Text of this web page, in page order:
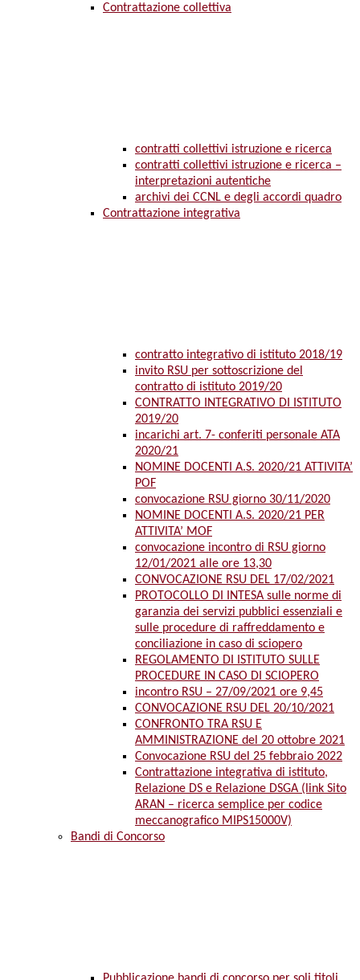
Contrattazione collettiva
contratti collettivi istruzione e ricerca
contratti collettivi istruzione e ricerca –
interpretazioni autentiche
archivi dei CCNL e degli accordi quadro
Contrattazione integrativa
contratto integrativo di istituto 2018/19
invito RSU per sottoscrizione del
contratto di istituto 2019/20
CONTRATTO INTEGRATIVO DI ISTITUTO
2019/20
incarichi art. 7- conferiti personale ATA
2020/21
NOMINE DOCENTI A.S. 2020/21 ATTIVITA’
POF
convocazione RSU giorno 30/11/2020
NOMINE DOCENTI A.S. 2020/21 PER
ATTIVITA’ MOF
convocazione incontro di RSU giorno
12/01/2021 alle ore 13,30
CONVOCAZIONE RSU DEL 17/02/2021
PROTOCOLLO DI INTESA sulle norme di
garanzia dei servizi pubblici essenziali e
sulle procedure di raffreddamento e
conciliazione in caso di sciopero
REGOLAMENTO DI ISTITUTO SULLE
PROCEDURE IN CASO DI SCIOPERO
incontro RSU – 27/09/2021 ore 9,45
CONVOCAZIONE RSU DEL 20/10/2021
CONFRONTO TRA RSU E
AMMINISTRAZIONE del 20 ottobre 2021
Convocazione RSU del 25 febbraio 2022
Contrattazione integrativa di istituto,
Relazione DS e Relazione DSGA (link Sito
ARAN – ricerca semplice per codice
meccanografico MIPS15000V)
Bandi di Concorso